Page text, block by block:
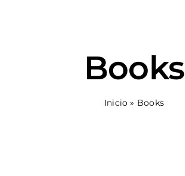
Books
Inicio » Books